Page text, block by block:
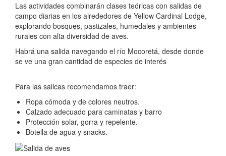
Las actividades combinarán clases teóricas con salidas de
campo diarias en los alrededores de Yellow Cardinal Lodge,
explorando bosques, pastizales, humedales y ambientes
rurales con alta diversidad de aves.
Habrá una salida navegando el río Mocoretá, desde donde
se ve una gran cantidad de especies de interés
Para las salicas recomendamos traer:
Ropa cómoda y de colores neutros.
Calzado adecuado para caminatas y barro
Protección solar, gorra y repelente.
Botella de agua y snacks.